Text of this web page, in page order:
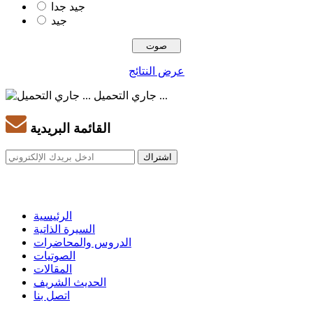
جيد جدا
جيد
عرض النتائج
جاري التحميل ...
القائمة البريدية
الرئيسية
السيرة الذاتية
الدروس والمحاضرات
الصوتيات
المقالات
الحديث الشريف
اتصل بنا